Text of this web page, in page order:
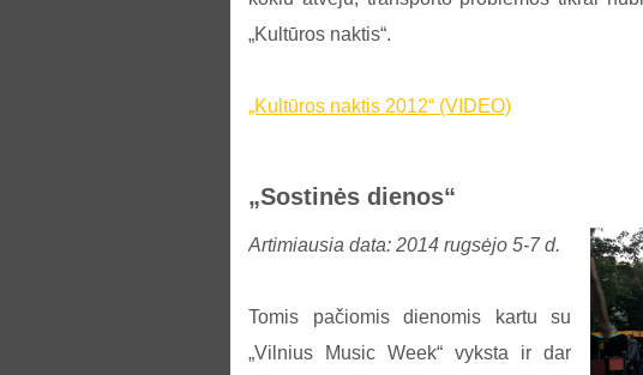
„Kultūros naktis“.
„Kultūros naktis 2012“ (VIDEO)
„Sostinės dienos“
Artimiausia data: 2014 rugsėjo 5-7 d.
Tomis pačiomis dienomis kartu su
„Vilnius Music Week“ vyksta ir dar